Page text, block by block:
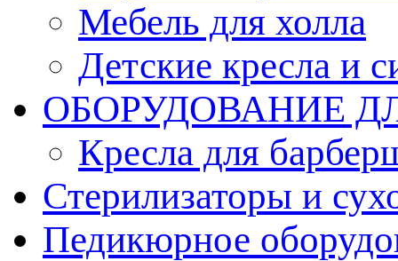
Мебель для холла
Детские кресла и
ОБОРУДОВАНИЕ
Кресла для
Стерилизаторы и
Педикюрное